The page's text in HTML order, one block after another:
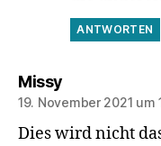
ANTWORTEN
Missysagt:
19. November 2021 um
Dies wird nicht